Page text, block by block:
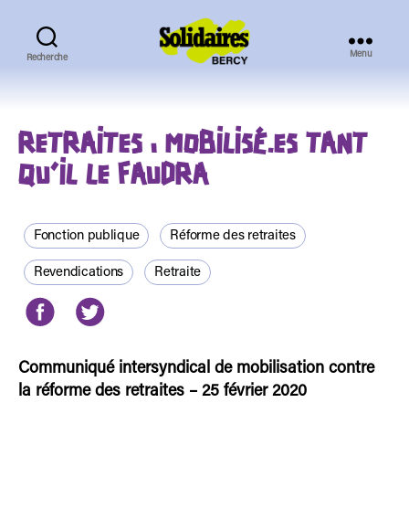
Recherche Menu
RETRAITES : MOBILISÉ.ES TANT
QU’IL LE FAUDRA
Fonction publique Réforme des retraites
Revendications Retraite
Communiqué intersyndical de mobilisation contre
la réforme des retraites – 25 février 2020